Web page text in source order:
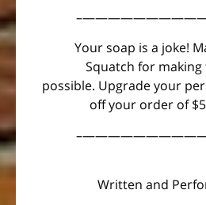
Your soap is a joke!
Squatch for
possible. Upgrade your
off your order of
Written and